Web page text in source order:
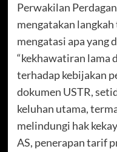
Perwakilan
mengatakan
mengatasi apa yang
“kekhawatiran lama
terhadap kebijakan
dokumen USTR,
keluhan utama,
melindungi hak
AS, penerapan tarif